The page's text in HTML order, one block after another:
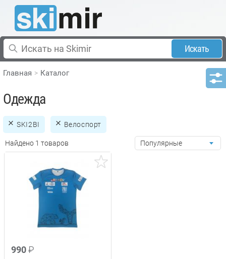
Искать
Главная Каталог
Одежда
SKI2BI Велоспорт
Найдено 1 товаров Популярные
990₽